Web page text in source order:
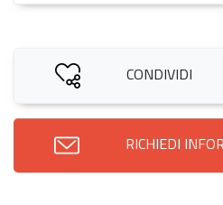
CONDIVIDI
RICHIEDI